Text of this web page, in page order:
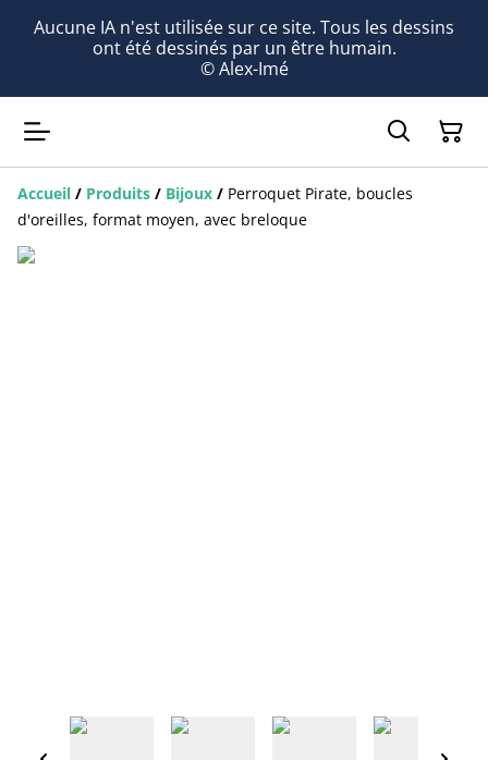
Aucune IA n'est utilisée sur ce site. Tous les dessins
ont été dessinés par un être humain.
© Alex-Imé
Accueil / Produits / Bijoux / Perroquet Pirate, boucles
d'oreilles, format moyen, avec breloque